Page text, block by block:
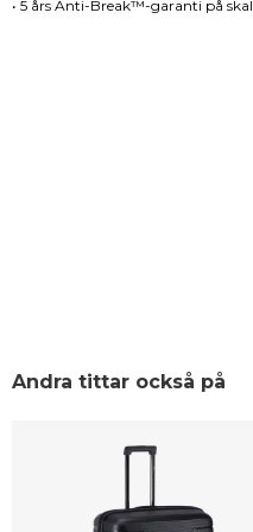
• 5 års Anti-Break™-garanti på skal
Andra tittar också på